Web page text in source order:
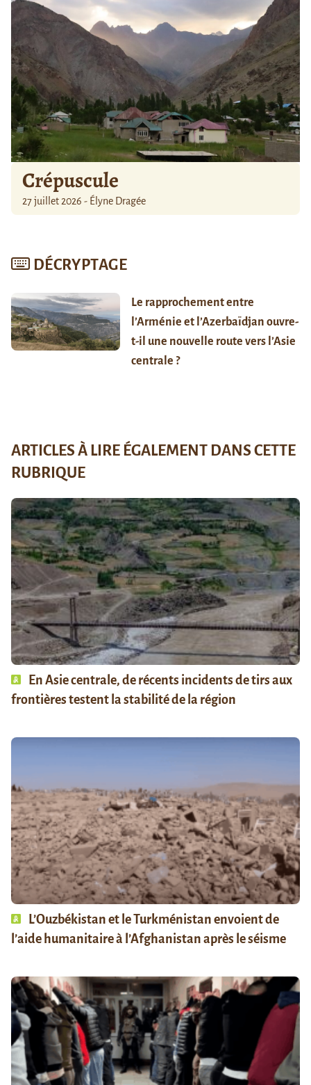
Crépuscule
27 juillet 2026 - Élyne Dragée
DÉCRYPTAGE
Le rapprochement entre
l’Arménie et l’Azerbaïdjan ouvre-
t-il une nouvelle route vers l’Asie
centrale ?
ARTICLES À LIRE ÉGALEMENT DANS CETTE
RUBRIQUE
En Asie centrale, de récents incidents de tirs aux
frontières testent la stabilité de la région
L’Ouzbékistan et le Turkménistan envoient de
l’aide humanitaire à l’Afghanistan après le séisme